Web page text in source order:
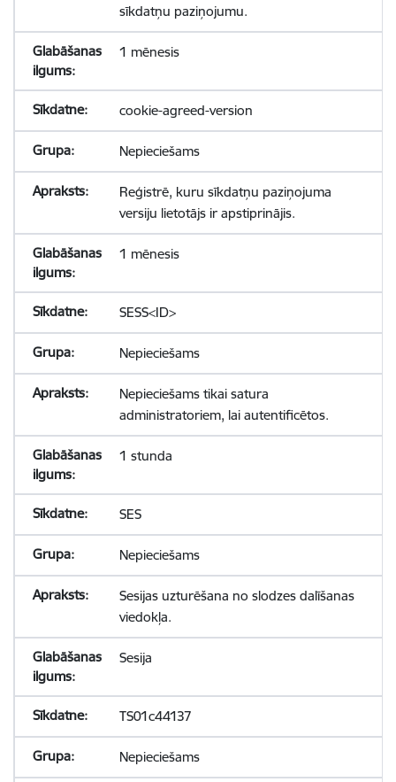
sīkdatņu paziņojumu.
1 mēnesis
cookie-agreed-version
Nepieciešams
Reģistrē, kuru sīkdatņu paziņojuma
versiju lietotājs ir apstiprinājis.
1 mēnesis
SESS<ID>
Nepieciešams
Nepieciešams tikai satura
administratoriem, lai autentificētos.
1 stunda
SES
Nepieciešams
Sesijas uzturēšana no slodzes dalīšanas
viedokļa.
Sesija
TS01c44137
Nepieciešams